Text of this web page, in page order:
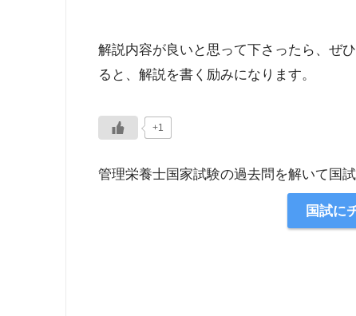
解説内容が良いと思って下さったら、ぜ
ると、解説を書く励みになります。
+1
管理栄養士国家試験の過去問を解いて国
国試に